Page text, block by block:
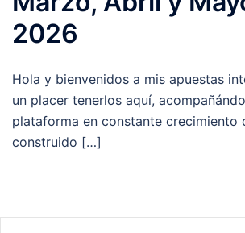
2026
Hola y bienvenidos a mis apuestas
un placer tenerlos aquí,
plataforma en constante crecimiento
construido […]